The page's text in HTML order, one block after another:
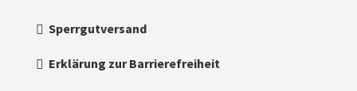
Sperrgutversand
Erklärung zur Barrierefreiheit